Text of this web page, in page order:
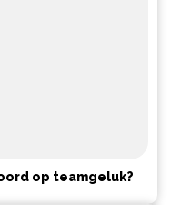
op teamgeluk?